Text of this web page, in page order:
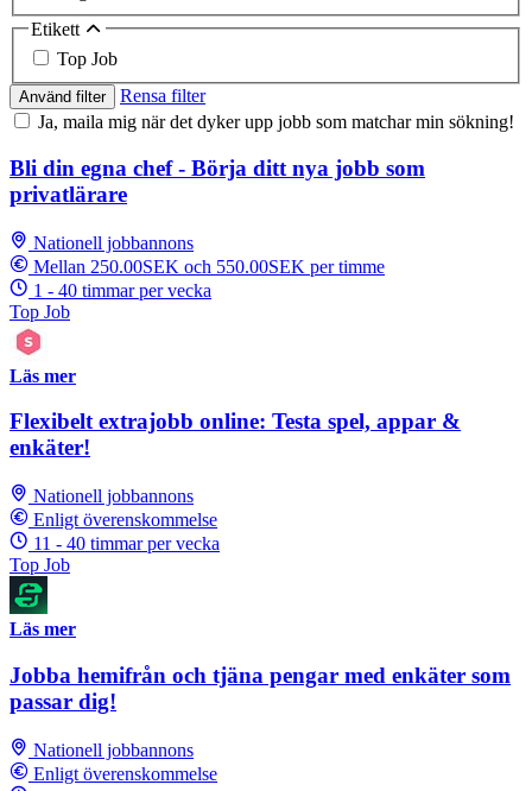
Etikett
Top Job
Använd filter
Rensa filter
Ja, maila mig när det dyker upp jobb som matchar min sökning!
Bli din egna chef - Börja ditt nya jobb som
privatlärare
Nationell jobbannons
Mellan 250.00SEK och 550.00SEK per timme
1 - 40 timmar per vecka
Top Job
Läs mer
Flexibelt extrajobb online: Testa spel, appar &
enkäter!
Nationell jobbannons
Enligt överenskommelse
11 - 40 timmar per vecka
Top Job
Läs mer
Jobba hemifrån och tjäna pengar med enkäter som
passar dig!
Nationell jobbannons
Enligt överenskommelse